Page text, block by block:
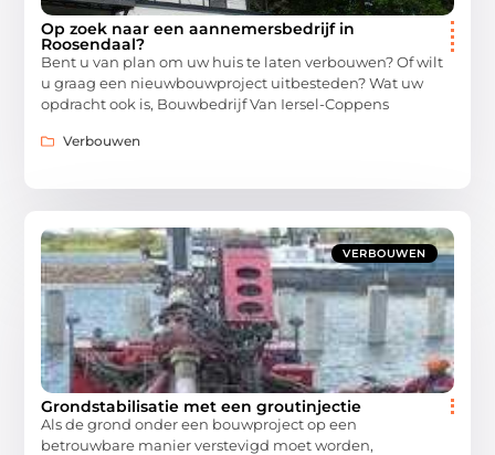
Op zoek naar een aannemersbedrijf in
Roosendaal?
Bent u van plan om uw huis te laten verbouwen? Of wilt
u graag een nieuwbouwproject uitbesteden? Wat uw
opdracht ook is, Bouwbedrijf Van Iersel-Coppens
Verbouwen
VERBOUWEN
Grondstabilisatie met een groutinjectie
Als de grond onder een bouwproject op een
betrouwbare manier verstevigd moet worden,